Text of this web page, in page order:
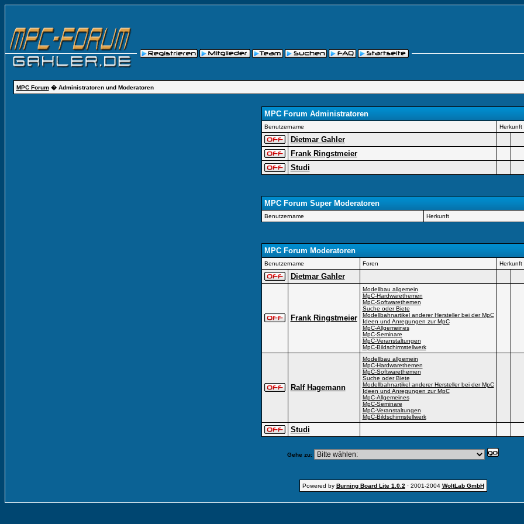
MPC Forum� Administratoren und Moderatoren
MPC Forum Administratoren
Benutzername Herkunft
Dietmar Gahler
Frank Ringstmeier
Studi
MPC Forum Super Moderatoren
Benutzername Herkunft
MPC Forum Moderatoren
Benutzername Foren Herkunft
Dietmar Gahler
Frank Ringstmeier
Modellbau allgemein
MpC-Hardwarethemen
MpC-Softwarethemen
Suche oder Biete
Modellbahnartikel anderer Hersteller bei der MpC
Ideen und Anregungen zur MpC
MpC-Allgemeines
MpC-Seminare
MpC-Veranstaltungen
MpC-Bildschirmstellwerk
Ralf Hagemann
Modellbau allgemein
MpC-Hardwarethemen
MpC-Softwarethemen
Suche oder Biete
Modellbahnartikel anderer Hersteller bei der MpC
Ideen und Anregungen zur MpC
MpC-Allgemeines
MpC-Seminare
MpC-Veranstaltungen
MpC-Bildschirmstellwerk
Studi
Gehe zu:
Powered by Burning Board Lite 1.0.2 · 2001-2004 WoltLab GmbH